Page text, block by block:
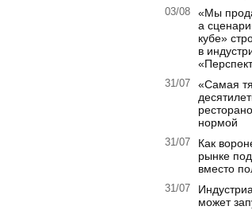
03/08
«Мы
а
кубе»
в
31/07
«Самая
нормой
31/07
Как
рынке
вместо
31/07
может